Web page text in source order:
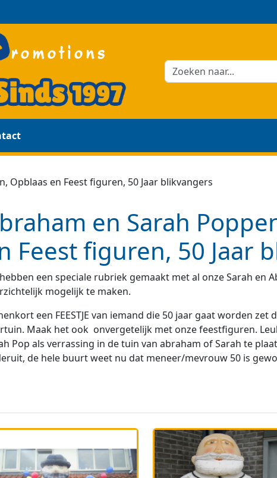
Opblaas en Feest figuren, 50 Jaar blikvangers
en Sarah
Feest figuren, 50 Jaar
een speciale rubriek gemaakt met al onze Sarah en
mogelijk te maken.
een FEESTJE van iemand die 50 jaar gaat worden
Maak het ook onvergetelijk met onze feestfiguren.
Pop als verrassing in de tuin van abraham of Sarah te
de hele buurt weet nu dat meneer/mevrouw 50 is